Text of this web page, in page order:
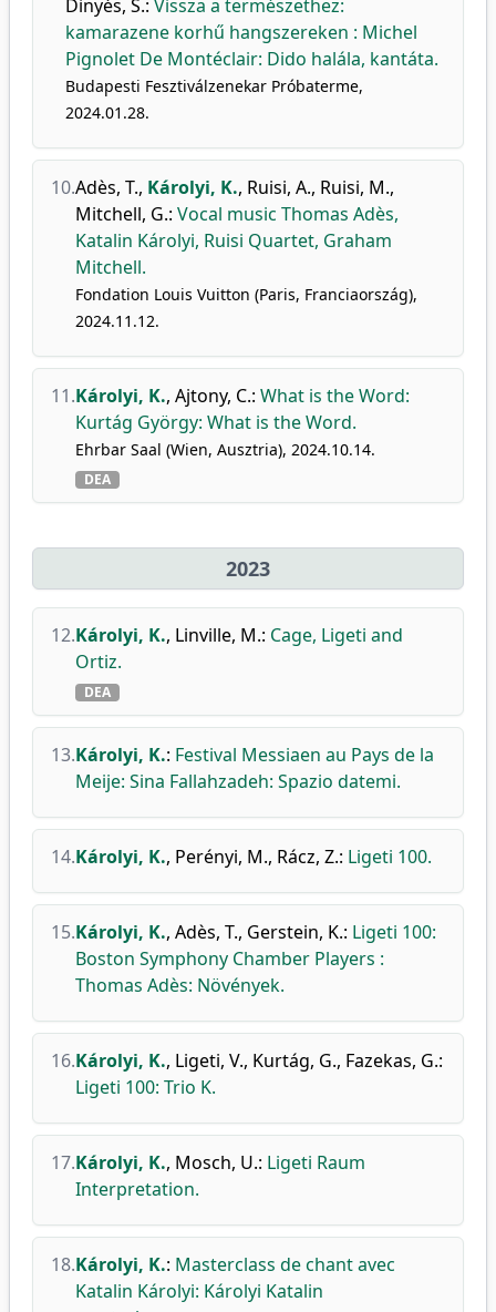
Dinyés, S.: Vissza a természethez:
kamarazene korhű hangszereken : Michel
Pignolet De Montéclair: Dido halála, kantáta.
Budapesti Fesztiválzenekar Próbaterme,
2024.01.28.
10.Adès, T., Károlyi, K., Ruisi, A., Ruisi, M.,
Mitchell, G.: Vocal music Thomas Adès,
Katalin Károlyi, Ruisi Quartet, Graham
Mitchell.
Fondation Louis Vuitton (Paris, Franciaország),
2024.11.12.
11.Károlyi, K., Ajtony, C.: What is the Word:
Kurtág György: What is the Word.
Ehrbar Saal (Wien, Ausztria), 2024.10.14.
DEA
2023
12.Károlyi, K., Linville, M.: Cage, Ligeti and
Ortiz.
DEA
13.Károlyi, K.: Festival Messiaen au Pays de la
Meije: Sina Fallahzadeh: Spazio datemi.
14.Károlyi, K., Perényi, M., Rácz, Z.: Ligeti 100.
15.Károlyi, K., Adès, T., Gerstein, K.: Ligeti 100:
Boston Symphony Chamber Players :
Thomas Adès: Növények.
16.Károlyi, K., Ligeti, V., Kurtág, G., Fazekas, G.:
Ligeti 100: Trio K.
17.Károlyi, K., Mosch, U.: Ligeti Raum
Interpretation.
18.Károlyi, K.: Masterclass de chant avec
Katalin Károlyi: Károlyi Katalin